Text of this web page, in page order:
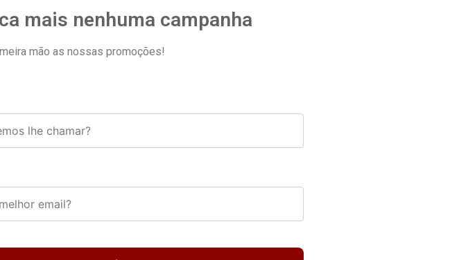
mais nenhuma campanha
mão as nossas promoções!